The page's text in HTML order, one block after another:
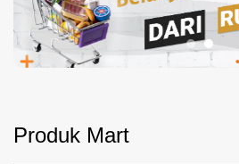
Produk Mart